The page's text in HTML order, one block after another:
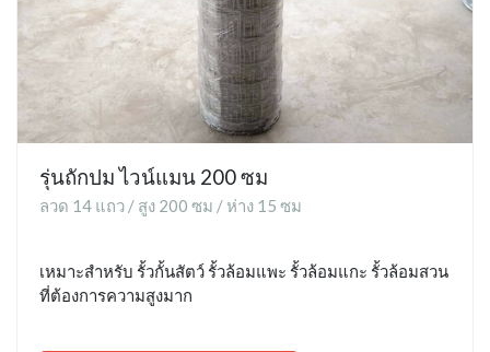
รุ่นถักปม ไวน์แมน 200 ซม
ลวด 14 แถว / สูง 200 ซม / ห่าง 15 ซม
เหมาะสำหรับ รั้วกั้นสัตว์ รั้วล้อมแพะ รั้วล้อมแกะ รั้วล้อมสวน
ที่ต้องการความสูงมาก